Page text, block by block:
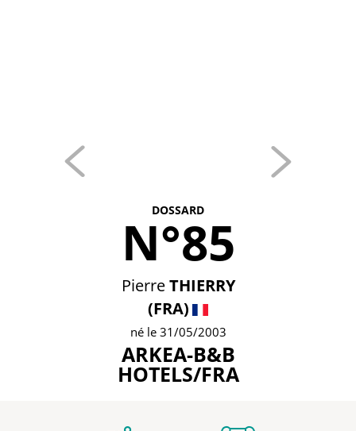
DOSSARD
N°85
Pierre THIERRY
(FRA)
né le 31/05/2003
ARKEA-B&B
HOTELS/FRA